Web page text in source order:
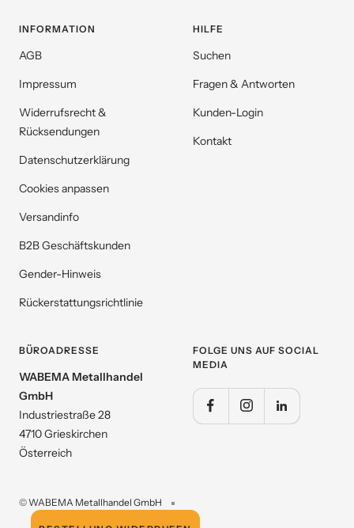
INFORMATION
AGB
Impressum
Widerrufsrecht &
Rücksendungen
Datenschutzerklärung
Cookies anpassen
Versandinfo
B2B Geschäftskunden
Gender-Hinweis
Rückerstattungsrichtlinie
HILFE
Suchen
Fragen & Antworten
Kunden-Login
Kontakt
BÜROADRESSE
WABEMA Metallhandel
GmbH
Industriestraße 28
4710 Grieskirchen
Österreich
FOLGE UNS AUF SOCIAL
MEDIA
© WABEMA Metallhandel GmbH